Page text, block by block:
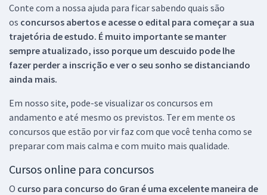
Conte com a nossa ajuda para ficar sabendo quais são
os concursos abertos e acesse o edital para começar a sua
trajetória de estudo. É muito importante se manter
sempre atualizado, isso porque um descuido pode lhe
fazer perder a inscrição e ver o seu sonho se distanciando
ainda mais.
Em nosso site, pode-se visualizar os concursos em
andamento e até mesmo os previstos. Ter em mente os
concursos que estão por vir faz com que você tenha como se
preparar com mais calma e com muito mais qualidade.
Cursos online para concursos
O curso para concurso do Gran é uma excelente maneira de